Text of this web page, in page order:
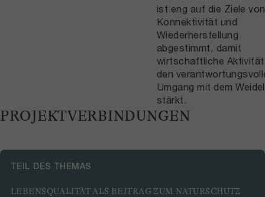
ist eng auf die Ziele von
Konnektivität und
Wiederherstellung
abgestimmt, damit
wirtschaftliche Aktivität
den
Umgang mit dem
stärkt.
PROJEKTVERBINDUNGEN
TEIL DES THEMAS
LEBENSQUALITÄT ALS BEITRAG ZUM NATURSCHUTZ